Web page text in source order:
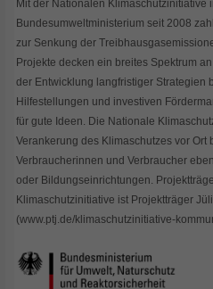
Mit der Nationalen Klimaschutzinitiative
Bundesumweltministerium seit 2008
zur Senkung der
Projekte decken ein breites Spektrum
der Entwicklung langfristiger Strategien
Hilfestellungen und investiven
für gute Ideen. Die Nationale
Verankerung des Klimaschutzes vor Ort
Verbraucherinnen und Verbraucher
oder Bildungseinrichtungen.
Klimaschutzinitiative ist Projektträger
(www.ptj.de/klimaschutzinitiative-